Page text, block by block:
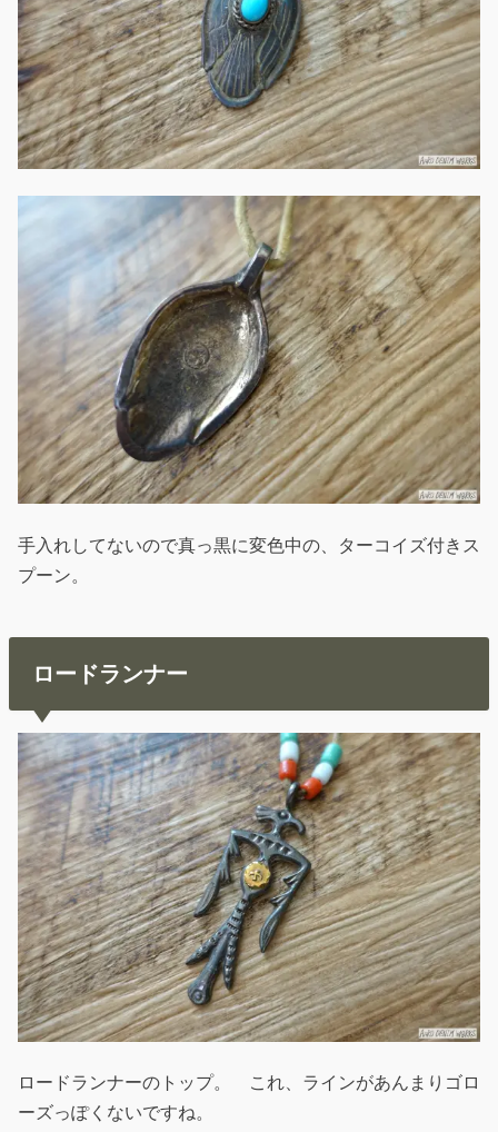
手入れしてないので真っ黒に変色中の、ターコイズ付きス
プーン。
ロードランナー
ロードランナーのトップ。 これ、ラインがあんまりゴロ
ーズっぽくないですね。